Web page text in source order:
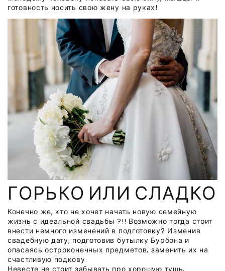
готовность носить свою жену на руках!
ГОРЬКО ИЛИ СЛАДКО
Конечно же, кто не хочет начать новую семейную
жизнь с идеальной свадьбы ?!! Возможно тогда стоит
внести немного изменений в подготовку? Изменив
свадебную дату, подготовив бутылку Бурбона и
опасаясь остроконечных предметов, заменить их на
счастливую подкову.